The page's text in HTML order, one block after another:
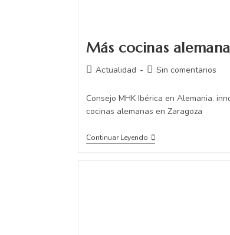
Más cocinas
Actualidad Sin comentarios
Consejo MHK Ibérica en Alemania.
cocinas alemanas en Zaragoza
Continuar Leyendo